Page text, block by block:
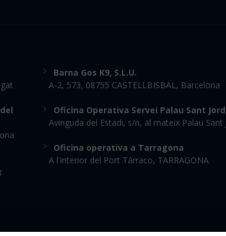
Barna Gos K9, S.L.U.
A-2, 573, 08755 CASTELLBISBAL, Barcelona
Oficina Operativa Servei Palau Sant
Avinguda del Estadi, s/n, al mateix Palau Sant
Oficina operativa a Tarragona
A l'interior del Port Tàrraco, TARRAGONA